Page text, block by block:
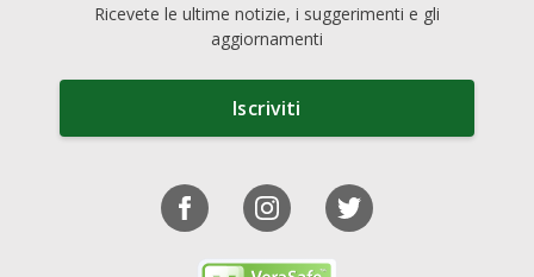
Ricevete le ultime notizie, i suggerimenti e gli
aggiornamenti
Iscriviti